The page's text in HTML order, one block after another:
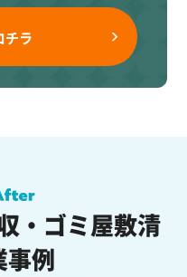
チラ
・ゴミ屋敷清
事例